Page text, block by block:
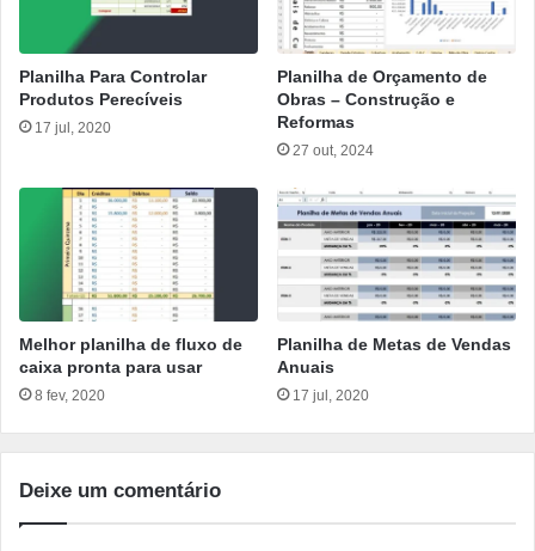
Planilha Para Controlar
Produtos Perecíveis
17 jul, 2020
Planilha de Orçamento de
Obras – Construção e
Reformas
27 out, 2024
Melhor planilha de fluxo de
caixa pronta para usar
8 fev, 2020
Planilha de Metas de Vendas
Anuais
17 jul, 2020
Deixe um comentário